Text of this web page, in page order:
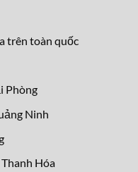
trên toàn quốc
Phòng
Ninh
Hóa